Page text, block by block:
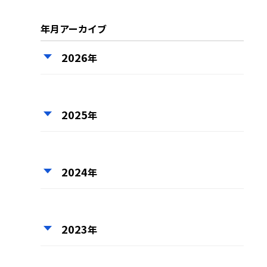
年月アーカイブ
2026年
2025年
2024年
2023年